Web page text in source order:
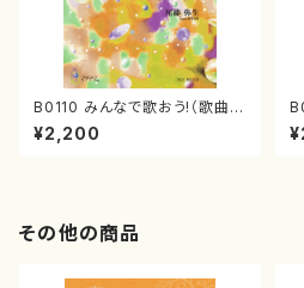
B0110 みんなで歌おう!（歌曲
集/尾藤弥生/楽譜）
¥2,200
その他の商品